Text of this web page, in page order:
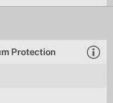
Protection